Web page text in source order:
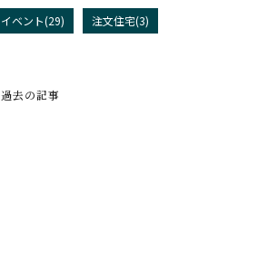
イベント(29) 注文住宅(3)
過去の記事